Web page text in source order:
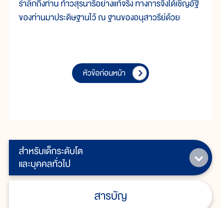
สำหรับเด็กระดับโต
และบุคคลทั่วไป
สารบัญ
รำลึกถึงท่าน ท้าวสุรนารีอย่างแท้จริง ทางการจึงได้เชิญอัฐิ
ของท่านมาประดิษฐานไว้ ณ ฐานของอนุสาวรีย์ด้วย
หัวข้อก่อนหน้า